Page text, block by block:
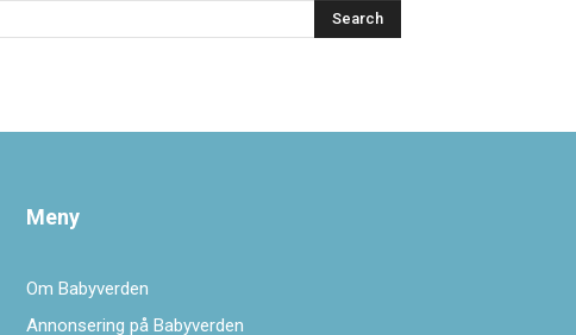
Search
Meny
Om Babyverden
Annonsering på Babyverden